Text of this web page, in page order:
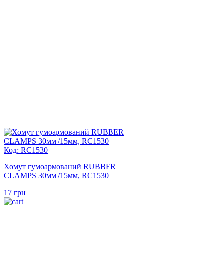
Код: RC1530
Хомут гумоармований RUBBER
CLAMPS 30мм /15мм, RC1530
17 грн